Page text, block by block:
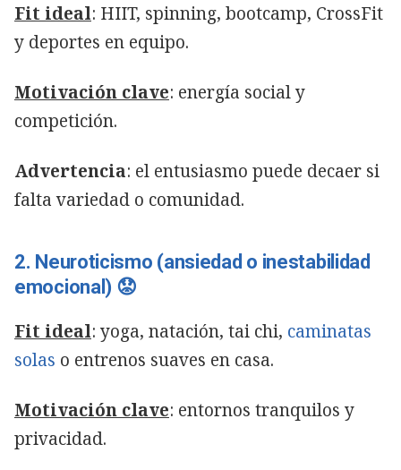
Fit ideal: HIIT, spinning, bootcamp, CrossFit
y deportes en equipo.
Motivación clave: energía social y
competición.
Advertencia: el entusiasmo puede decaer si
falta variedad o comunidad.
2. Neuroticismo (ansiedad o inestabilidad
emocional) 😟
Fit ideal: yoga, natación, tai chi, caminatas
solas o entrenos suaves en casa.
Motivación clave: entornos tranquilos y
privacidad.